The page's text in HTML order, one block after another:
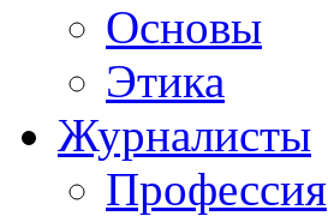
Основы
Этика
Журналисты
Профессия